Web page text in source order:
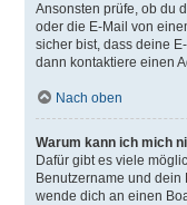
Ansonsten prüfe, ob du
oder die E-Mail von
sicher bist, dass deine
dann kontaktiere einen
Nach oben
Warum kann ich mich
Dafür gibt es viele
Benutzername und dein
wende dich an einen